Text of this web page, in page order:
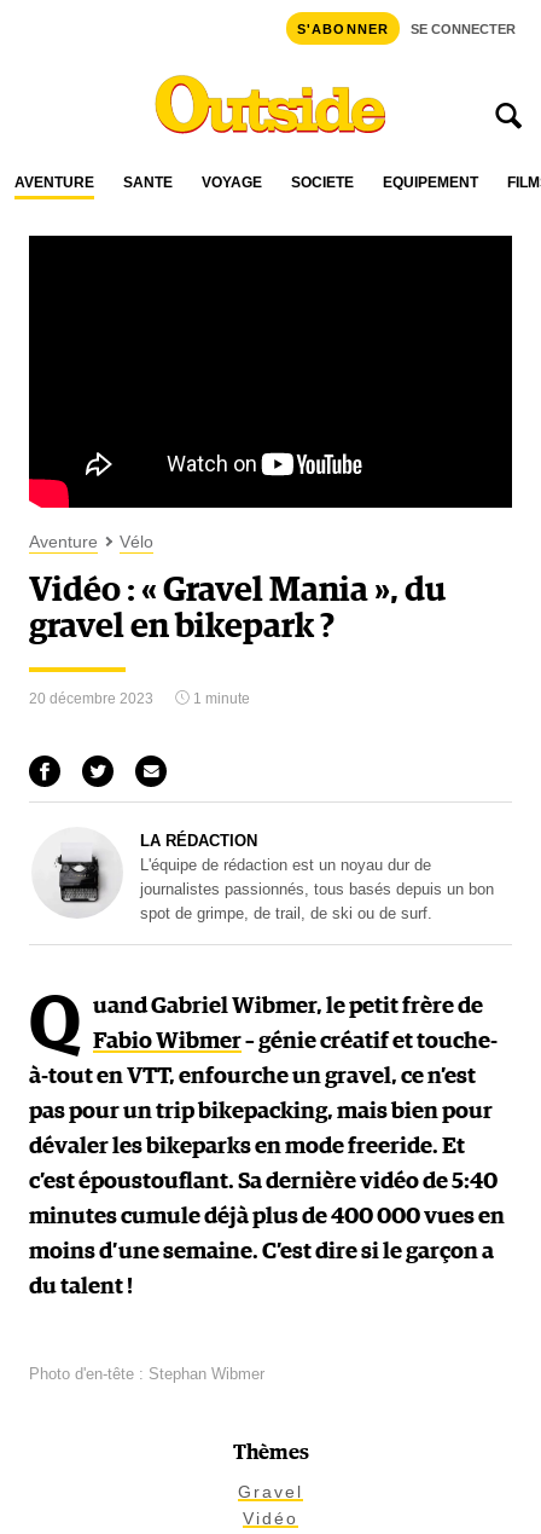
S'ABONNER SE CONNECTER
AVENTURE SANTÉ VOYAGE SOCIÉTÉ ÉQUIPEMENT
Aventure Vélo
Vidéo : « Gravel Mania », du
gravel en bikepark ?
20 décembre 2023 1 minute
LA RÉDACTION
L'équipe de rédaction est un noyau dur de
journalistes passionnés, tous basés depuis un bon
spot de grimpe, de trail, de ski ou de surf.
Q uand Gabriel Wibmer, le petit frère de
Fabio Wibmer– génie créatif et touche-
à-tout en VTT, enfourche un gravel, ce n’est
pas pour un trip bikepacking, mais bien pour
dévaler les bikeparks en mode freeride. Et
c’est époustouflant. Sa dernière vidéo de 5:40
minutes cumule déjà plus de 400 000 vues en
moins d’une semaine. C’est dire si le garçon a
du talent !
Photo d'en-tête : Stephan Wibmer
Thèmes
Gravel
Vidéo